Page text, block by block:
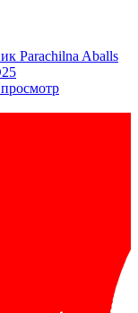
Parachilna Aballs